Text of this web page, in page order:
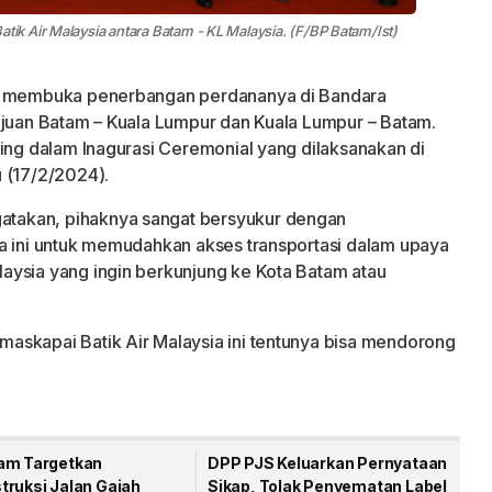
Air Malaysia antara Batam - KL Malaysia. (F/BP Batam/Ist)
penerbangan perdananya di Bandara
Batam – Kuala Lumpur dan Kuala Lumpur – Batam.
dalam Inagurasi Ceremonial yang dilaksanakan di
(17/2/2024).
pihaknya sangat bersyukur dengan
untuk memudahkan akses transportasi dalam upaya
yang ingin berkunjung ke Kota Batam atau
Batik Air Malaysia ini tentunya bisa mendorong
Targetkan
Jalan Gajah
DPP PJS Keluarkan Pernyataan
Sikap, Tolak Penyematan Label